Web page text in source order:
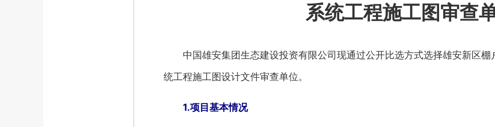
系统工程施工图审查
中国雄安集团生态建设投资有限公司现通过公开比选方式选择雄安新区棚
统工程施工图设计文件审查单位。
1.项目基本情况